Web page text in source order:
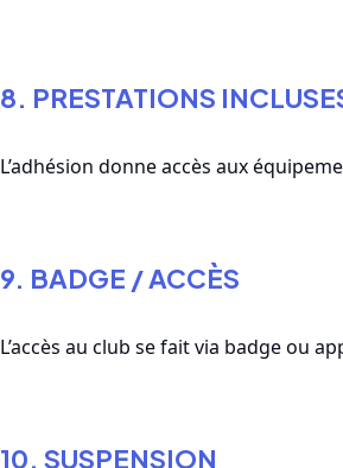
8. PRESTATIONS
L’adhésion donne accès aux
9. BADGE / ACCÈS
L’accès au club se fait via badge ou
10. SUSPENSION